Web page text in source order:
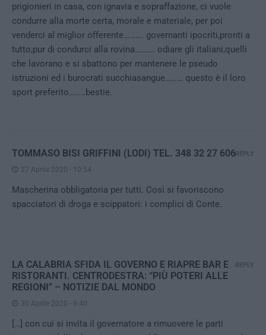
prigionieri in casa, con ignavia e sopraffazione, ci vuole
condurre alla morte certa, morale e materiale, per poi
venderci al miglior offerente………. governanti ipocriti,pronti a
tutto,pur di condurci alla rovina………. odiare gli italiani,quelli
che lavorano e si sbattono per mantenere le pseudo
istruzioni ed i burocrati succhiasangue……… questo è il loro
sport preferito……..bestie.
TOMMASO BISI GRIFFINI (LODI) TEL. 348 32 27 606
27 Aprile 2020 - 10:54
Mascherina obbligatoria per tutti. Così si favoriscono
spacciatori di droga e scippatori: i complici di Conte.
REPLY
LA CALABRIA SFIDA IL GOVERNO E RIAPRE BAR E
RISTORANTI. CENTRODESTRA: “PIÙ POTERI ALLE
REGIONI” – NOTIZIE DAL MONDO
30 Aprile 2020 - 9:40
[…] con cui si invita il governatore a rimuovere le parti
REPLY